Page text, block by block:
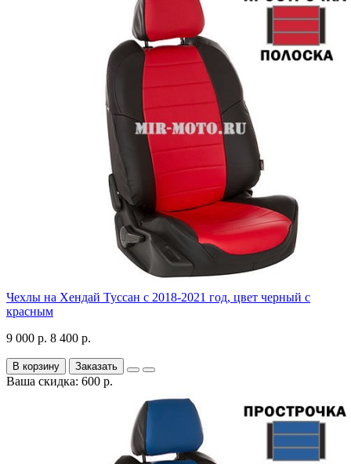
Чехлы на Хендай Туссан с 2018-2021 год, цвет черный с
красным
9 000 р. 8 400 р.
В корзину Заказать
Ваша скидка: 600 р.